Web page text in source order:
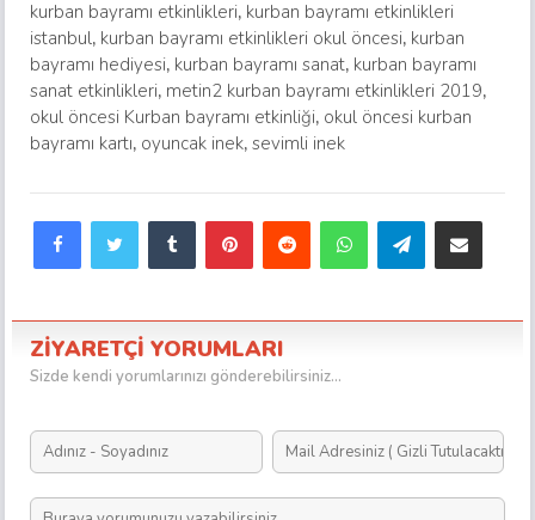
kurban bayramı etkinlikleri, kurban bayramı etkinlikleri
istanbul, kurban bayramı etkinlikleri okul öncesi, kurban
bayramı hediyesi, kurban bayramı sanat, kurban bayramı
sanat etkinlikleri, metin2 kurban bayramı etkinlikleri 2019,
okul öncesi Kurban bayramı etkinliği, okul öncesi kurban
bayramı kartı, oyuncak inek,sevimli inek
FacebookTwitter Tumblr PinterestReddit WhatsAppTelegram
ZİYARETÇİ YORUMLARI
Sizde kendi yorumlarınızı gönderebilirsiniz...